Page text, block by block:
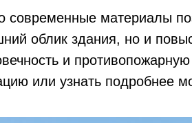
современные материалы
облик здания, но и
и
или узнать подробнее